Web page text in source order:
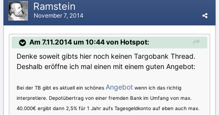
Ramstein
November 7, 2014
Am 7.11.2014 um 10:44 von Hotspot:
Denke soweit gibts hier noch keinen Targobank Thread.
Deshalb eröffne ich mal einen mit einem guten Angebot:
Bei der TB gibt es aktuell ein schönes Angebot wenn ich das richtig
interpretiere. Depotübertrag von einer fremden Bank im Umfang von max.
40.000€ ergibt dann 2,5% für 1 Jahr aufs Tagesgeldkonto auf eben auch max.